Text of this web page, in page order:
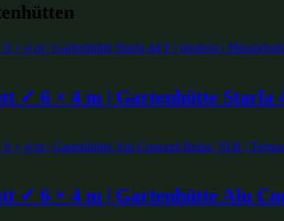
✓ 6 × 4 m | Gartenhütte Starla
✓ 6 × 4 m | Gartenhütte Alu